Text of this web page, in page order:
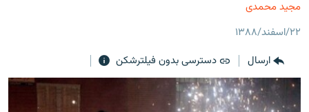
به
صفحه
فرکانس‌ها
گزارش‌های تصویری
گزارش‌های ویدئویی
زنان فردا
English
مجید محمدی
۲۲/اسفند/۱۳۸۸
ارسال
دسترسی بدون فیلترشکن